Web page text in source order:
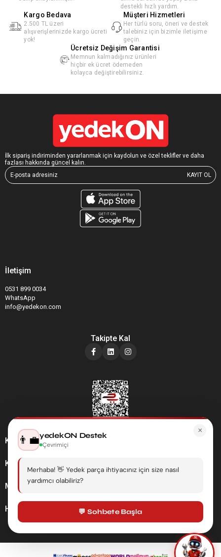
destekli hızlı yardım.
Kargo Bedava
2.500 TL üzeri
alışverişlerinizde kargo ücreti
yok!
Müşteri Hizmetleri
Her türlü soru, öneri ve destek
talebiniz için bizimle iletişime
geçin.
Ücretsiz Değişim Garantisi
Memnun kalmadığınız ürünleri
hiçbir ek ücret ödemeden
kolayca değiştirebilirsiniz.
İlk sipariş indiriminden yararlanmak için kaydolun ve özel teklifler ve daha
fazlası hakkında güncel kalın.
KAYIT OL
İletişim
0531 899 0034
WhatsApp
info@yedekon.com
Takipte Kal
Kategoriler
Kurumsal
Müşteri Hizmetleri
Hesabım
×
👨‍💼yedekON Destek
Çevrimiçi
Merhaba! 👋 Yedek parça ihtiyacınız için size nasıl
yardımcı olabiliriz?
💬 Sohbete Başla